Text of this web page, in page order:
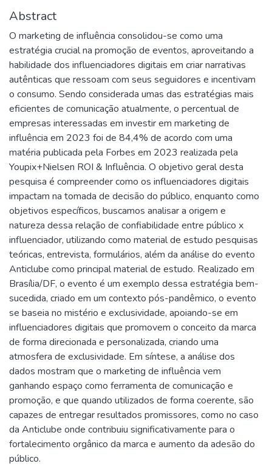
Abstract
O marketing de influência consolidou-se como uma
estratégia crucial na promoção de eventos, aproveitando a
habilidade dos influenciadores digitais em criar narrativas
autênticas que ressoam com seus seguidores e incentivam
o consumo. Sendo considerada umas das estratégias mais
eficientes de comunicação atualmente, o percentual de
empresas interessadas em investir em marketing de
influência em 2023 foi de 84,4% de acordo com uma
matéria publicada pela Forbes em 2023 realizada pela
Youpix+Nielsen ROI & Influência. O objetivo geral desta
pesquisa é compreender como os influenciadores digitais
impactam na tomada de decisão do público, enquanto como
objetivos específicos, buscamos analisar a origem e
natureza dessa relação de confiabilidade entre público x
influenciador, utilizando como material de estudo pesquisas
teóricas, entrevista, formulários, além da análise do evento
Anticlube como principal material de estudo. Realizado em
Brasília/DF, o evento é um exemplo dessa estratégia bem-
sucedida, criado em um contexto pós-pandêmico, o evento
se baseia no mistério e exclusividade, apoiando-se em
influenciadores digitais que promovem o conceito da marca
de forma direcionada e personalizada, criando uma
atmosfera de exclusividade. Em síntese, a análise dos
dados mostram que o marketing de influência vem
ganhando espaço como ferramenta de comunicação e
promoção, e que quando utilizados de forma coerente, são
capazes de entregar resultados promissores, como no caso
da Anticlube onde contribuiu significativamente para o
fortalecimento orgânico da marca e aumento da adesão do
público.